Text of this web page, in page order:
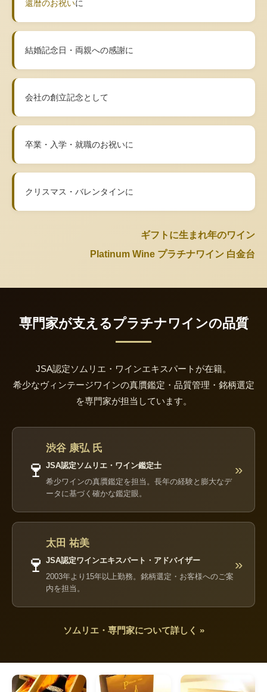
還暦のお祝いに
結婚記念日・両親への感謝に
会社の創立記念として
卒業・入学・就職のお祝いに
クリスマス・バレンタインに
ギフトに生まれ年のワイン
Platinum Wine プラチナワイン 白金台
専門家が支えるプラチナワインの品質
JSA認定ソムリエ・ワインエキスパートが在籍。
希少なヴィンテージワインの真贋鑑定・品質管理・銘柄選定
を専門家が担当しています。
🍷
渋谷 康弘 氏
JSA認定ソムリエ・ワイン鑑定士
希少ワインの真贋鑑定を担当。長年の経験と膨大なデ
ータに基づく確かな鑑定眼。
»
🍷
太田 祐美
JSA認定ワインエキスパート・アドバイザー
2003年より15年以上勤務。銘柄選定・お客様へのご案
内を担当。
»
ソムリエ・専門家について詳しく »